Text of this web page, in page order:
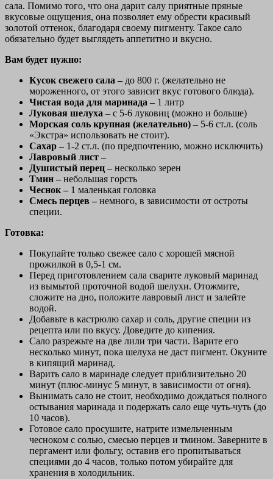
сала. Помимо того, что она дарит салу приятные пряные
вкусовые ощущения, она позволяет ему обрести красивый
золотой оттенок, благодаря своему пигменту. Такое сало
обязательно будет выглядеть аппетитно и вкусно.
Вам будет нужно:
Кусок свежего сала – до 800 г. (желательно не
мороженного, от этого зависит вкус готового блюда).
Чистая вода для маринада – 1 литр
Луковая шелуха – с 5-6 луковиц (можно и больше)
Морская соль крупная (желательно) – 5-6 ст.л. (соль
«Экстра» использовать не стоит).
Сахар – 1-2 ст.л. (по предпочтению, можно исключить)
Лавровый лист –
Душистый перец – несколько зерен
Тмин – небольшая горсть
Чеснок – 1 маленькая головка
Смесь перцев – немного, в зависимости от остроты
специи.
Готовка:
Покупайте только свежее сало с хорошей мясной
прожилкой в 0,5-1 см.
Перед приготовлением сала сварите луковый маринад
из вымытой проточной водой шелухи. Отожмите,
сложите на дно, положите лавровый лист и залейте
водой.
Добавьте в кастрюлю сахар и соль, другие специи из
рецепта или по вкусу. Доведите до кипения.
Сало разрежьте на две лили три части. Варите его
несколько минут, пока шелуха не даст пигмент. Окуните
в кипящий маринад.
Варить сало в маринаде следует приблизительно 20
минут (плюс-минус 5 минут, в зависимости от огня).
Вынимать сало не стоит, необходимо дождаться полного
остывания маринада и подержать сало еще чуть-чуть (до
10 часов).
Готовое сало просушите, натрите измельченным
чесноком с солью, смесью перцев и тмином. Заверните в
пергамент или фольгу, оставив его пропитываться
специями до 4 часов, только потом убирайте для
хранения в холодильник.